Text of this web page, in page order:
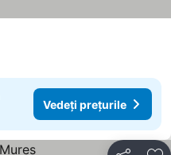
Vedeți prețurile